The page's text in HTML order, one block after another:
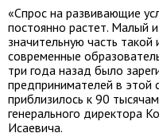
«Спрос на развивающие
постоянно растет. Малый
значительную часть
современные
три года назад было
предпринимателей в этой
приблизилось к 90
генерального директора
Исаевича.